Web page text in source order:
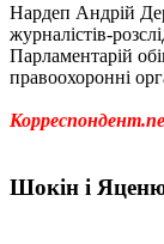
Нардеп Андрій
журналістів-
Парламентарій
правоохоронні
Шокін і